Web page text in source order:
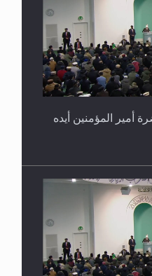
أمير المؤمنين أيده